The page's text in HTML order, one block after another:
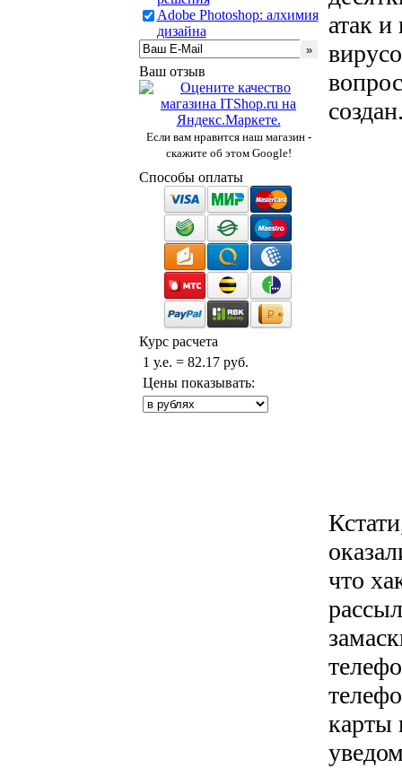
Adobe Photoshop: алхимия
дизайна
Ваш отзыв
Если вам нравится наш магазин -
скажите об этом Google!
Способы оплаты
Курс расчета
1 у.е. = 82.17 руб.
Цены показывать:
атак
что
карты